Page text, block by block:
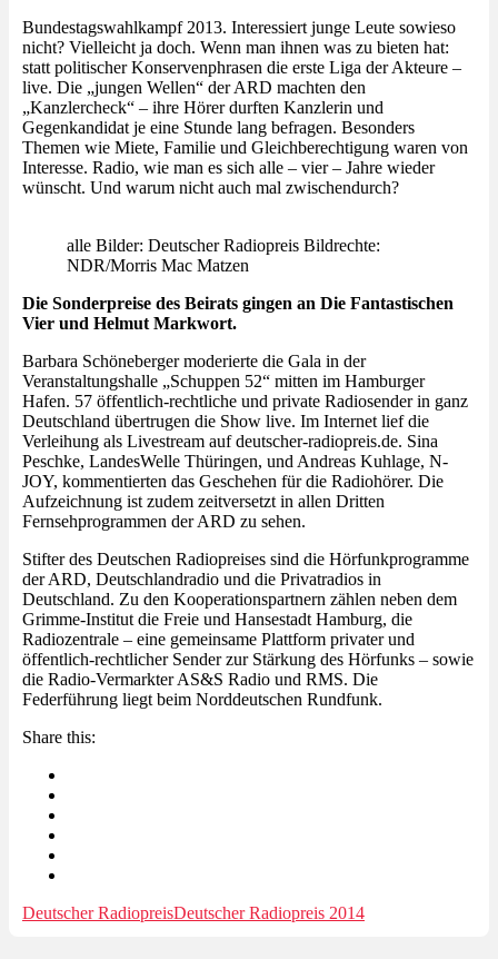
Bundestagswahlkampf 2013. Interessiert junge Leute sowieso
nicht? Vielleicht ja doch. Wenn man ihnen was zu bieten hat:
statt politischer Konservenphrasen die erste Liga der Akteure –
live. Die „jungen Wellen“ der ARD machten den
„Kanzlercheck“ – ihre Hörer durften Kanzlerin und
Gegenkandidat je eine Stunde lang befragen. Besonders
Themen wie Miete, Familie und Gleichberechtigung waren von
Interesse. Radio, wie man es sich alle – vier – Jahre wieder
wünscht. Und warum nicht auch mal zwischendurch?
alle Bilder: Deutscher Radiopreis Bildrechte:
NDR/Morris Mac Matzen
Die Sonderpreise des Beirats gingen an Die Fantastischen
Vier und Helmut Markwort.
Barbara Schöneberger moderierte die Gala in der
Veranstaltungshalle „Schuppen 52“ mitten im Hamburger
Hafen. 57 öffentlich-rechtliche und private Radiosender in ganz
Deutschland übertrugen die Show live. Im Internet lief die
Verleihung als Livestream auf deutscher-radiopreis.de. Sina
Peschke, LandesWelle Thüringen, und Andreas Kuhlage, N-
JOY, kommentierten das Geschehen für die Radiohörer. Die
Aufzeichnung ist zudem zeitversetzt in allen Dritten
Fernsehprogrammen der ARD zu sehen.
Stifter des Deutschen Radiopreises sind die Hörfunkprogramme
der ARD, Deutschlandradio und die Privatradios in
Deutschland. Zu den Kooperationspartnern zählen neben dem
Grimme-Institut die Freie und Hansestadt Hamburg, die
Radiozentrale – eine gemeinsame Plattform privater und
öffentlich-rechtlicher Sender zur Stärkung des Hörfunks – sowie
die Radio-Vermarkter AS&S Radio und RMS. Die
Federführung liegt beim Norddeutschen Rundfunk.
Share this:
Deutscher RadiopreisDeutscher Radiopreis 2014